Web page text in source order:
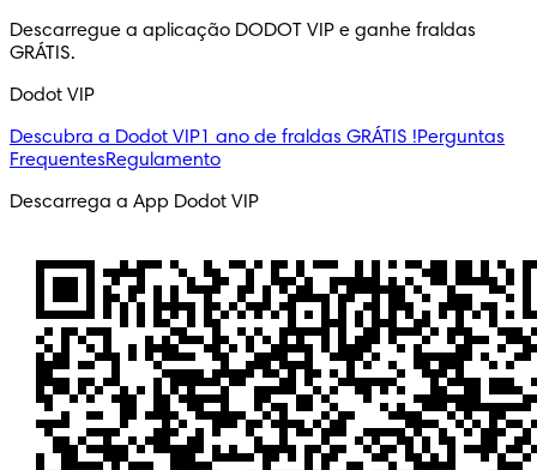
Descarregue a aplicação DODOT VIP e ganhe fraldas
GRÁTIS.
Dodot VIP
Descubra a Dodot VIP1 ano de fraldas GRÁTIS !Perguntas
FrequentesRegulamento
Descarrega a App Dodot VIP